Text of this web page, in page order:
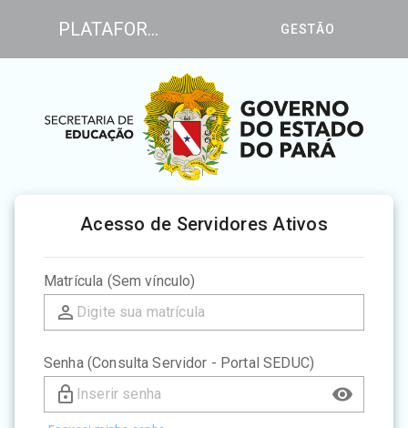
PLATAFORMA DE CONSULTAS DE BONIFICAÇÃO POR RESULTADOS - IDEB GESTÃO
Acesso de Servidores Ativos
Matrícula (Sem vínculo)
Senha (Consulta Servidor - Portal SEDUC)